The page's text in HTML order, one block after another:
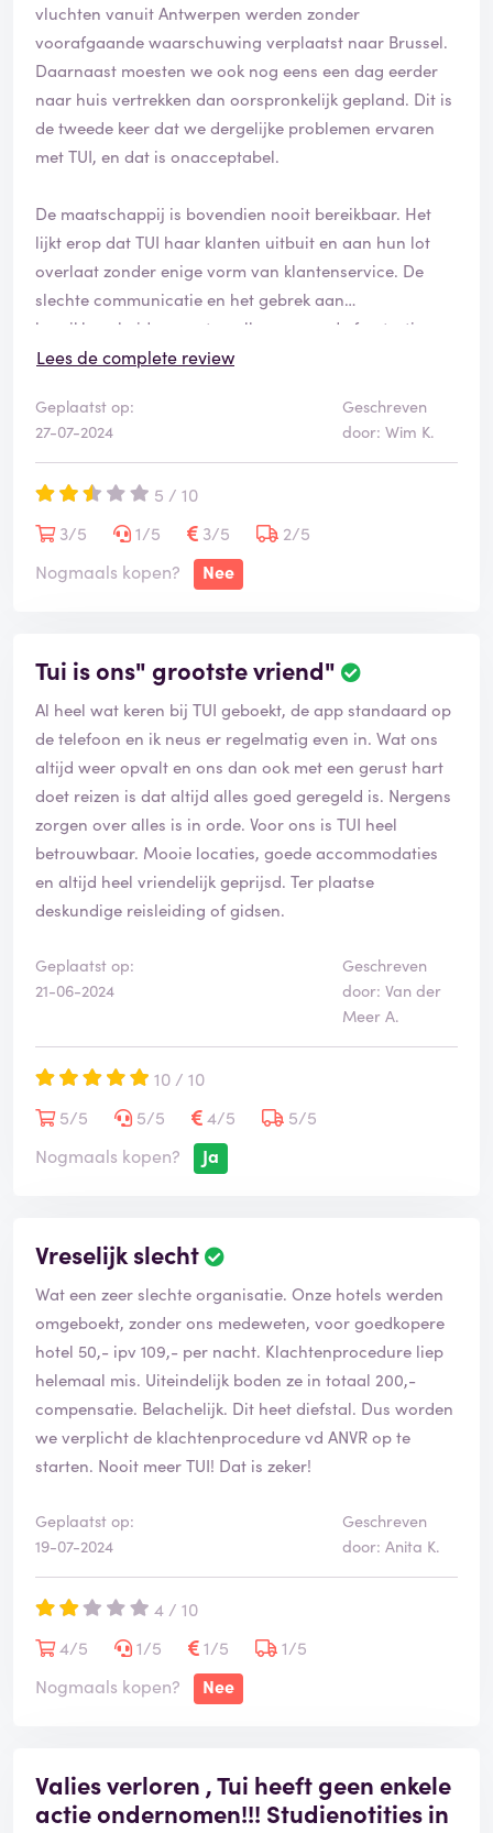
vluchten vanuit Antwerpen werden zonder
voorafgaande waarschuwing verplaatst naar Brussel.
Daarnaast moesten we ook nog eens een dag eerder
naar huis vertrekken dan oorspronkelijk gepland. Dit is
de tweede keer dat we dergelijke problemen ervaren
met TUI, en dat is onacceptabel.
De maatschappij is bovendien nooit bereikbaar. Het
lijkt erop dat TUI haar klanten uitbuit en aan hun lot
overlaat zonder enige vorm van klantenservice. De
slechte communicatie en het gebrek aan
bereikbaarheid vergroten alleen maar de frustratie.
maar ik hoop dat andere reizigers deze recensie lezen
en zich realiseren dat TUI niet de moeite waard is. Als
meer mensen besluiten om niet meer bij TUI te boeken,
worden ze misschien gedwongen om hun service te
verbeteren. Tot die tijd raad ik iedereen af om met TUI
te reizen. Dit was de slechtste service ooit.
Lees de complete review
Geplaatst op:
27-07-2024
Geschreven
door: Wim K.
5 / 10
3/5
1/5 3/5
2/5
Nogmaals kopen?
Nee
Tui is ons" grootste vriend"
Al heel wat keren bij TUI geboekt, de app standaard op
de telefoon en ik neus er regelmatig even in. Wat ons
altijd weer opvalt en ons dan ook met een gerust hart
doet reizen is dat altijd alles goed geregeld is. Nergens
zorgen over alles is in orde. Voor ons is TUI heel
betrouwbaar. Mooie locaties, goede accommodaties
en altijd heel vriendelijk geprijsd. Ter plaatse
deskundige reisleiding of gidsen.
Geplaatst op:
21-06-2024
Geschreven
door: Van der
Meer A.
10 / 10
5/5
5/5 4/5
5/5
Nogmaals kopen?
Ja
Vreselijk slecht
Wat een zeer slechte organisatie. Onze hotels werden
omgeboekt, zonder ons medeweten, voor goedkopere
hotel 50,- ipv 109,- per nacht. Klachtenprocedure liep
helemaal mis. Uiteindelijk boden ze in totaal 200,-
compensatie. Belachelijk. Dit heet diefstal. Dus worden
we verplicht de klachtenprocedure vd ANVR op te
starten. Nooit meer TUI! Dat is zeker!
Geplaatst op:
19-07-2024
Geschreven
door: Anita K.
4 / 10
4/5
1/5 1/5
1/5
Nogmaals kopen?
Nee
Valies verloren , Tui heeft geen enkele
actie ondernomen!!! Studienotities in